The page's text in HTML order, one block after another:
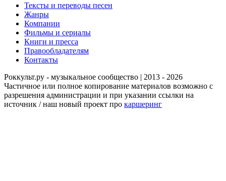
Тексты и переводы песен
Жанры
Компании
Фильмы и сериалы
Книги и пресса
Правообладателям
Контакты
Роккульт.ру - музыкальное сообщество | 2013 - 2026
Частичное или полное копирование материалов возможно с
разрешения администрации и при указании ссылки на
источник / наш новый проект про каршеринг